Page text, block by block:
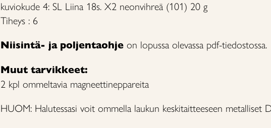
kuviokude 4: SL Liina 18s. X2 neonvihreä (101) 20 g
Tiheys : 6
Niisintä- ja poljentaohje on lopussa olevassa pdf-tiedostossa.
Muut tarvikkeet:
2 kpl ommeltavia magneettineppareita
HUOM: Halutessasi voit ommella laukun keskitaitteeseen metalliset